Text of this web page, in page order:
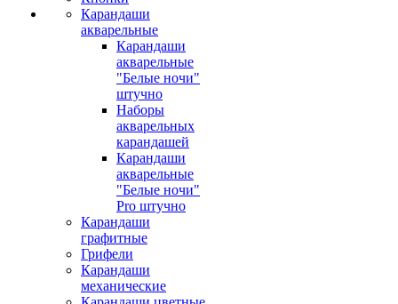
Карандаши
акварельные
Карандаши
акварельные
"Белые ночи"
штучно
Наборы
акварельных
карандашей
Карандаши
акварельные
"Белые ночи"
Pro штучно
Карандаши
графитные
Грифели
Карандаши
механические